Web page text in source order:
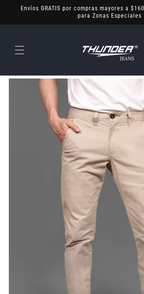
directamente
Envíos GRATIS por compras mayores a
para Zonas Especiales
directamente
información
del producto